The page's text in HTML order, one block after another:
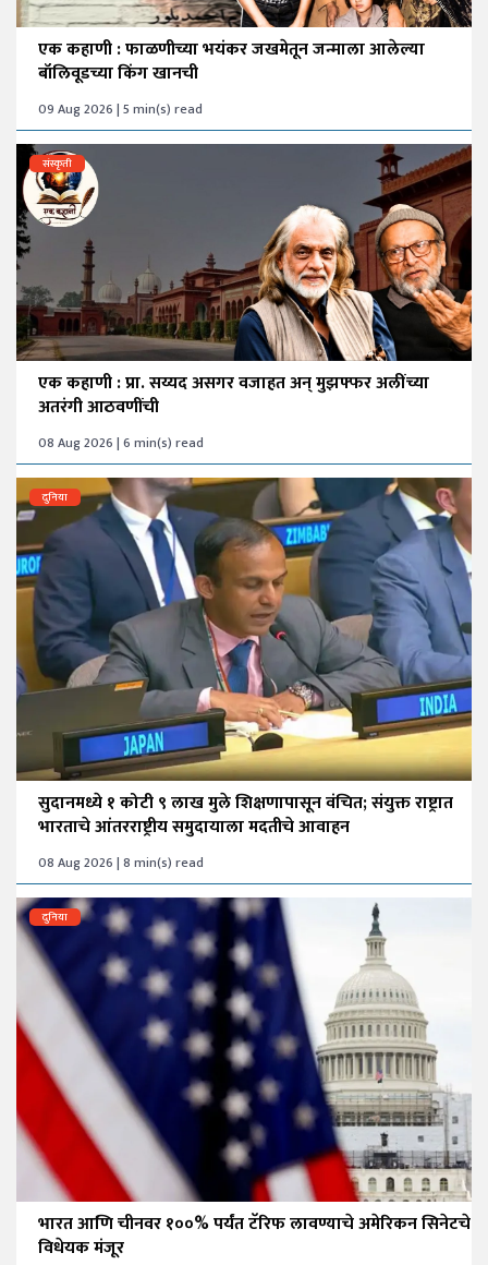
एक कहाणी : फाळणीच्या भयंकर जखमेतून जन्माला आलेल्या
बॉलिवूडच्या किंग खानची
09 Aug 2026 | 5 min(s) read
संस्कृती
एक कहाणी : प्रा. सय्यद असगर वजाहत अन् मुझफ्फर अलींच्या
अतरंगी आठवणींची
08 Aug 2026 | 6 min(s) read
दुनिया
सुदानमध्ये १ कोटी ९ लाख मुले शिक्षणापासून वंचित; संयुक्त राष्ट्रात
भारताचे आंतरराष्ट्रीय समुदायाला मदतीचे आवाहन
08 Aug 2026 | 8 min(s) read
दुनिया
भारत आणि चीनवर १००% पर्यंत टॅरिफ लावण्याचे अमेरिकन सिनेटचे
विधेयक मंजूर